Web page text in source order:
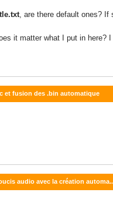
, are there default ones? If
it matter what I put in here?
et fusion des .bin automatique
audio avec la création